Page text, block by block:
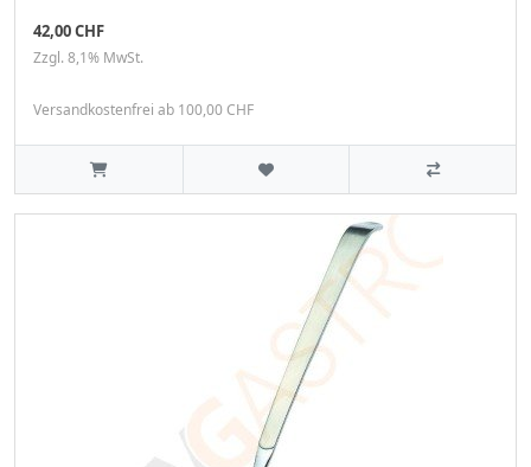
42,00 CHF
Zzgl. 8,1% MwSt.
Versandkostenfrei ab 100,00 CHF